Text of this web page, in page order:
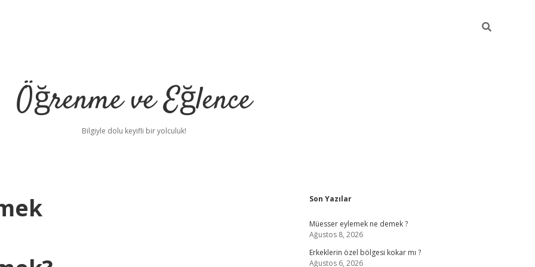
Öğrenme ve Eğlence
Bilgiyle dolu keyifli bir yolculuk!
Sidebar
Son Yazılar
Müesser eylemek ne demek ?
Ağustos 8, 2026
Erkeklerin özel bölgesi kokar mı ?
Ağustos 6, 2026